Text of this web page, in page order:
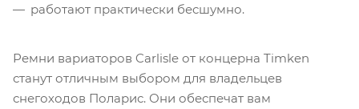
работают практически бесшумно.
Ремни вариаторов Carlisle от концерна Timken
станут отличным выбором для владельцев
снегоходов Поларис. Они обеспечат вам